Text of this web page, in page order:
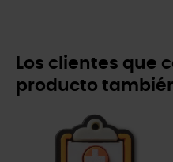
Los clientes que
producto